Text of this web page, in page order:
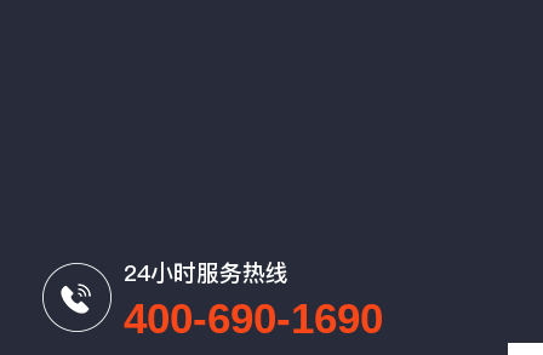
24小时服务热线
400-690-1690